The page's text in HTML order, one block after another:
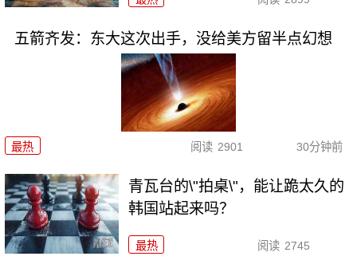
五箭齐发：东大这次出手，没给美方留半点幻想
最热 阅读 2901 30分钟前
青瓦台的\"拍桌\"，能让跪太久的
韩国站起来吗？
最热 阅读 2745